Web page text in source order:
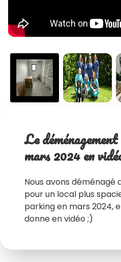
Le
mars 2024 en
Nous avons déménagé
pour un local plus
parking en mars 2024,
donne en vidéo ;)